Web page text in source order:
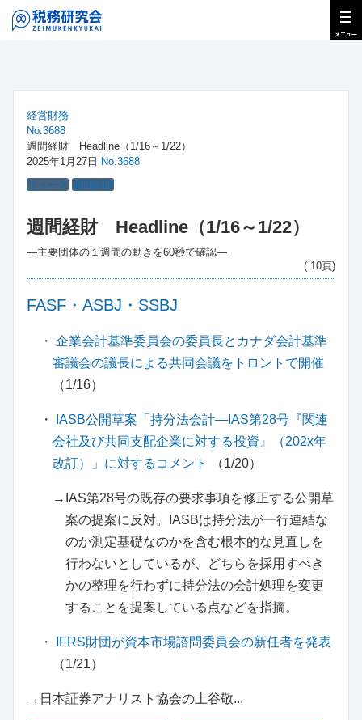
経営財務
No.3688
週間経財 Headline（1/16～1/22）
2025年1月27日 No.3688
ニュース 週間経財
週間経財 Headline（1/16～1/22）
―主要団体の１週間の動きを60秒で確認―
( 10頁)
FASF・ASBJ・SSBJ
・ 企業会計基準委員会の委員長とカナダ会計基準
審議会の議長による共同会議をトロントで開催
（1/16）
・
IASB公開草案「持分法会計―IAS第28号『関連
会社及び共同支配企業に対する投資』（202x年
改訂）」に対するコメント
（1/20）
→IAS第28号の既存の要求事項を修正する公開草
案の提案に反対。IASBは持分法が一行連結な
のか測定基礎なのかを含む根本的な見直しを
行わないとしているが、どちらを採用すべき
かの整理を行わずに持分法の会計処理を変更
することを提案している点などを指摘。
・
IFRS財団が資本市場諮問委員会の新任者を発表
（1/21）
→日本証券アナリスト協会の土谷敬...